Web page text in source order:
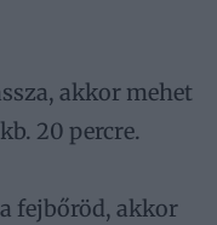
akkor mehet
20 percre.
fejbőröd, akkor